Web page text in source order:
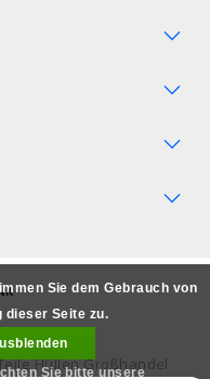
Hüllen Großhandel
Sie dem Gebrauch von
dieser Seite zu.
Sie bitte unsere